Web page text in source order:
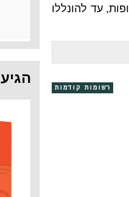
עד להונללו
הגיע הזמן